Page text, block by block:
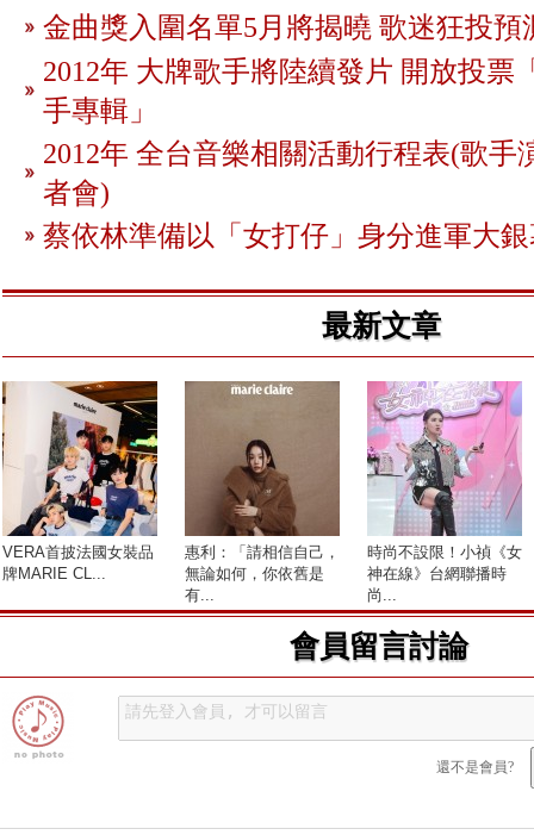
金曲獎入圍名單5月將揭曉 歌迷狂投預
2012年 大牌歌手將陸續發片 開放投票
手專輯」
2012年 全台音樂相關活動行程表(歌手
者會)
蔡依林準備以「女打仔」身分進軍大
最新文章
VERA首披法國女裝品
牌MARIE CL...
惠利：「請相信自己，
無論如何，你依舊是
有...
時尚不設限！小禎《女
神在線》台網聯播時
尚...
會員留言討論
還不是會員?